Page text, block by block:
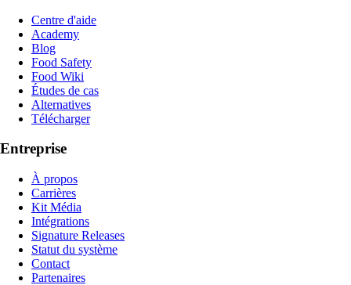
Centre d'aide
Academy
Blog
Food Safety
Food Wiki
Études de cas
Alternatives
Télécharger
Entreprise
À propos
Carrières
Kit Média
Intégrations
Signature Releases
Statut du système
Contact
Partenaires